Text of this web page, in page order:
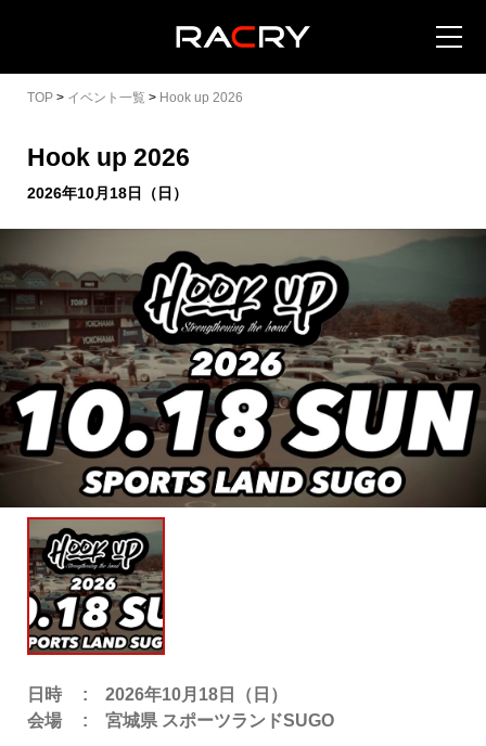
イベントを地域から探す
イベントを日程から探す
全てのイベントを見る
主催者様向けサービス
イベントレポート
ショート動画
新規会員登録
TOP > イベント一覧 > Hook up 2026
Hook up 2026
2026年10月18日（日）
日時
2026年10月18日（日）
会場
宮城県 スポーツランドSUGO